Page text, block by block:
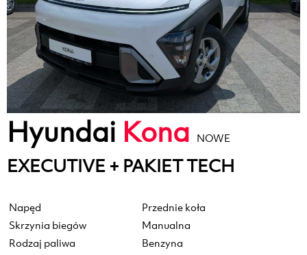
Hyundai Kona NOWE
EXECUTIVE + PAKIET TECH
Napęd
Przednie koła
Skrzynia biegów
Manualna
Rodzaj paliwa
Benzyna